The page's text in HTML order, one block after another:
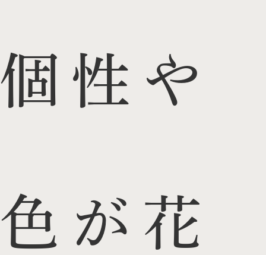
個性や
色が花